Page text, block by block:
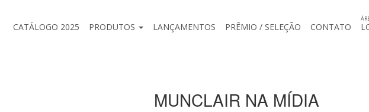
CATÁLOGO 2025 PRODUTOS LANÇAMENTOS PRÊMIO / SELEÇÃO CONTATO
MUNCLAIR NA MÍDIA